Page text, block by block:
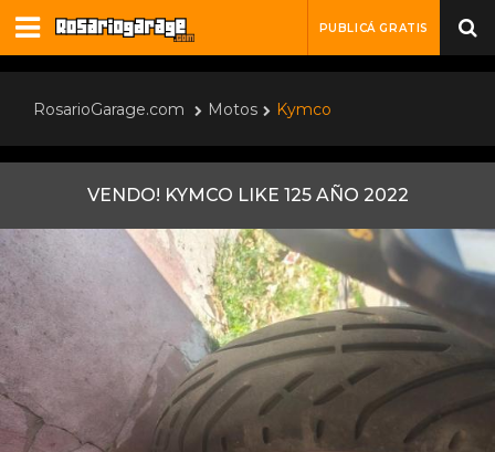
PUBLICÁ GRATIS
RosarioGarage.com Motos Kymco
VENDO! KYMCO LIKE 125 AÑO 2022